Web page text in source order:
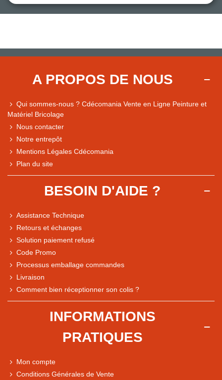
Comparaison des performances du magasin
Express, Chez vous, Point relais, Retrait magasin
A PROPOS DE NOUS
Qui sommes-nous ? Cdécomania Vente en Ligne Peinture et
Matériel Bricolage
Nous contacter
Notre entrepôt
Mentions Légales Cdécomania
Plan du site
BESOIN D'AIDE ?
Assistance Technique
Retours et échanges
Solution paiement refusé
Code Promo
Processus emballage commandes
Livraison
Comment bien réceptionner son colis ?
INFORMATIONS
PRATIQUES
Mon compte
Conditions Générales de Vente